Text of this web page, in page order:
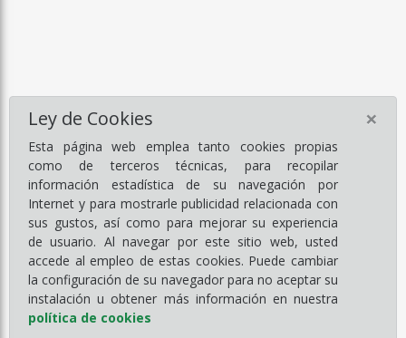
Ley de Cookies
Esta página web emplea tanto cookies propias
como de terceros técnicas, para recopilar
información estadística de su navegación por
Internet y para mostrarle publicidad relacionada con
sus gustos, así como para mejorar su experiencia
de usuario. Al navegar por este sitio web, usted
accede al empleo de estas cookies. Puede cambiar
la configuración de su navegador para no aceptar su
instalación u obtener más información en nuestra
política de cookies
×